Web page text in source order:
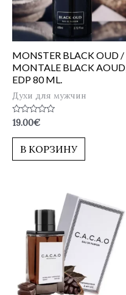
MONSTER BLACK OUD /
MONTALE BLACK AOUD,
EDP 80 ML.
Духи для мужчин
Оценка
0
из
19.00€
В КОРЗИНУ